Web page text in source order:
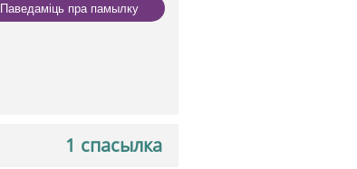
Паведаміць пра памылку
1 спасылка